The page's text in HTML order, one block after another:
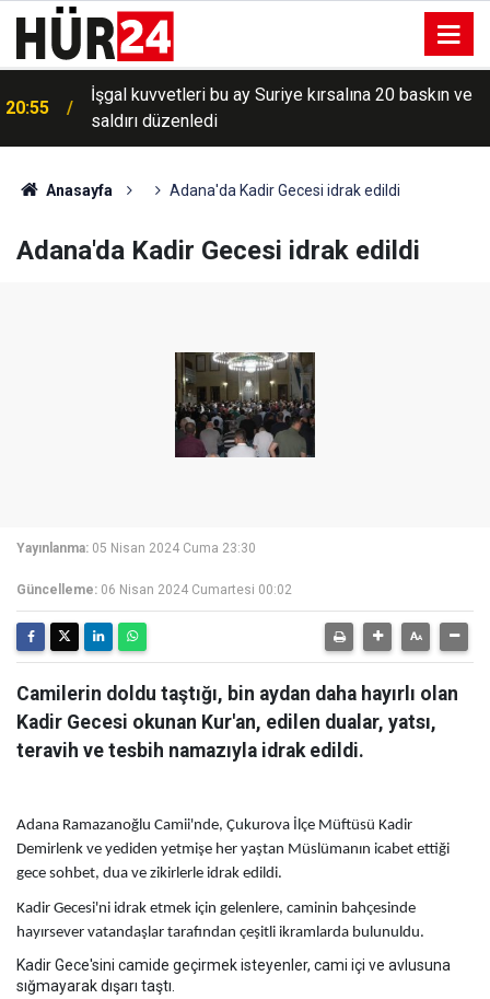
20:55
İşgal kuvvetleri bu ay Suriye kırsalına 20 baskın ve
saldırı düzenledi
Anasayfa Adana'da Kadir Gecesi idrak edildi
Adana'da Kadir Gecesi idrak edildi
Yayınlanma: 05 Nisan 2024 Cuma 23:30
Güncelleme: 06 Nisan 2024 Cumartesi 00:02
Camilerin doldu taştığı, bin aydan daha hayırlı olan
Kadir Gecesi okunan Kur'an, edilen dualar, yatsı,
teravih ve tesbih namazıyla idrak edildi.
Adana Ramazanoğlu Camii'nde, Çukurova İlçe Müftüsü Kadir
Demirlenk ve yediden yetmişe her yaştan Müslümanın icabet ettiği
gece sohbet, dua ve zikirlerle idrak edildi.
Kadir Gecesi'ni idrak etmek için gelenlere, caminin bahçesinde
hayırsever vatandaşlar tarafından çeşitli ikramlarda bulunuldu.
Kadir Gece'sini camide geçirmek isteyenler, cami içi ve avlusuna
sığmayarak dışarı taştı.